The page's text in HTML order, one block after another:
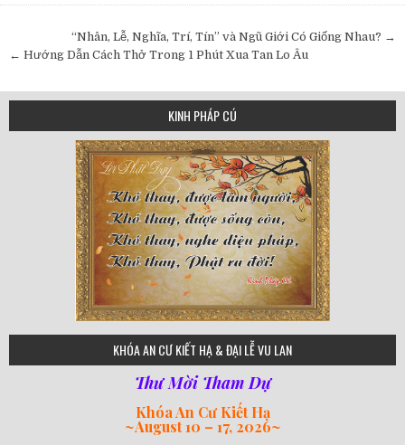
navigation
“Nhân, Lễ, Nghĩa, Trí, Tín” và Ngũ Giới Có Giống Nhau? →
← Hướng Dẫn Cách Thở Trong 1 Phút Xua Tan Lo Âu
KINH PHÁP CÚ
75
KHÓA AN CƯ KIẾT HẠ & ĐẠI LỄ VU LAN
Thư Mời Tham Dự
Khóa An Cư Kiết Hạ
~August 10 – 17, 2026~